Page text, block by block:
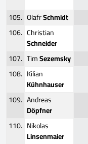
105. OlafrSchmidt
106. Christian
Schneider
107. TimSezemsky
108. Kilian
Kühnhauser
109. Andreas
Döpfner
110. Nikolas
Linsenmaier